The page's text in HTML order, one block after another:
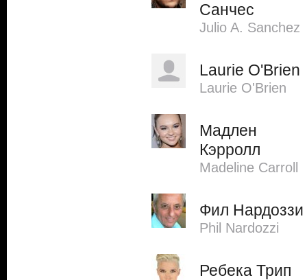
Санчес
Julio A. Sanchez
Laurie O'Brien
Laurie O'Brien
Мадлен
Кэрролл
Madeline Carroll
Фил Нардоззи
Phil Nardozzi
Ребека Трип